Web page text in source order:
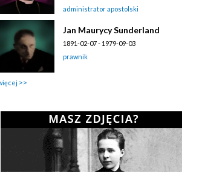
administrator apostolski
Jan Maurycy Sunderland
1891-02-07 - 1979-09-03
prawnik